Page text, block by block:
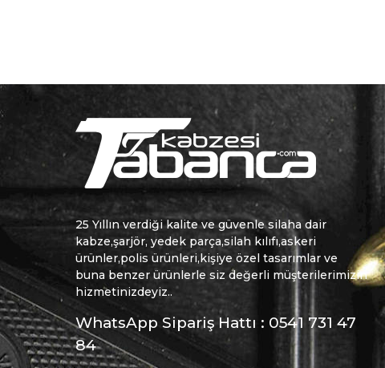
25 Yıllın verdiği kalite ve güvenle silaha dair
kabze,şarjör, yedek parça,silah kılıfı,askeri
ürünler,polis ürünleri,kişiye özel tasarımlar ve
buna benzer ürünlerle siz değerli müşterilerimizin
hizmetinizdeyiz..
WhatsApp Sipariş Hattı : 0541 731 47
84